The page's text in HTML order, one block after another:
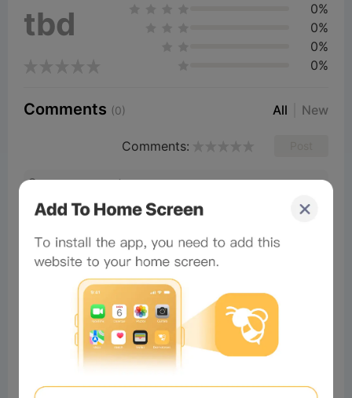
tbd
0%
0%
0%
0%
Comments (0) All New
Comments: